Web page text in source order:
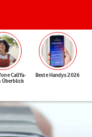
CallYa-
Überblick
Beste Handys 2026